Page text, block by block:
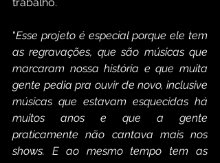
trabalho.
“Esse projeto é especial porque ele tem
as regravações, que são músicas que
marcaram nossa história e que muita
gente pedia pra ouvir de novo, inclusive
músicas que estavam esquecidas há
muitos anos e que a gente
praticamente não cantava mais nos
shows. E ao mesmo tempo tem as